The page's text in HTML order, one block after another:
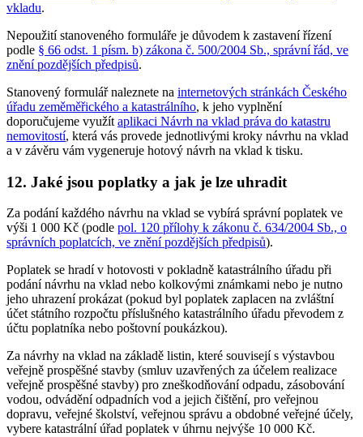
vkladu.
Nepoužití stanoveného formuláře je důvodem k zastavení řízení
podle § 66 odst. 1 písm. b) zákona č. 500/2004 Sb., správní řád, ve
znění pozdějších předpisů.
Stanovený formulář naleznete na internetových stránkách Českého
úřadu zeměměřického a katastrálního, k jeho vyplnění
doporučujeme využít aplikaci Návrh na vklad práva do katastru
nemovitostí, která vás provede jednotlivými kroky návrhu na vklad
a v závěru vám vygeneruje hotový návrh na vklad k tisku.
12. Jaké jsou poplatky a jak je lze uhradit
Za podání každého návrhu na vklad se vybírá správní poplatek ve
výši 1 000 Kč (podle pol. 120 přílohy k zákonu č. 634/2004 Sb., o
správních poplatcích, ve znění pozdějších předpisů).
Poplatek se hradí v hotovosti v pokladně katastrálního úřadu při
podání návrhu na vklad nebo kolkovými známkami nebo je nutno
jeho uhrazení prokázat (pokud byl poplatek zaplacen na zvláštní
účet státního rozpočtu příslušného katastrálního úřadu převodem z
účtu poplatníka nebo poštovní poukázkou).
Za návrhy na vklad na základě listin, které souvisejí s výstavbou
veřejně prospěšné stavby (smluv uzavřených za účelem realizace
veřejně prospěšné stavby) pro zneškodňování odpadu, zásobování
vodou, odvádění odpadních vod a jejich čištění, pro veřejnou
dopravu, veřejné školství, veřejnou správu a obdobné veřejné účely,
vybere katastrální úřad poplatek v úhrnu nejvýše 10 000 Kč.